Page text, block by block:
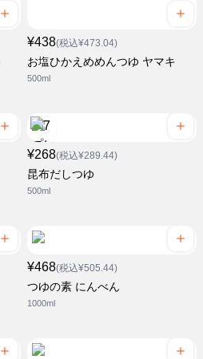
¥438(税込¥473.04)
お塩ひかえめめんつゆ ヤマキ
500ml
¥268(税込¥289.44)
昆布だしつゆ
500ml
¥468(税込¥505.44)
つゆの素 にんべん
1000ml